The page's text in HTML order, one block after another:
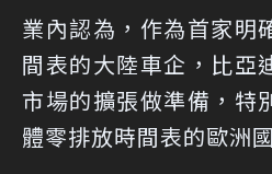
業內認為，作為首家明
間表的大陸車企，比亞
市場的擴張做準備，特
體零排放時間表的歐洲